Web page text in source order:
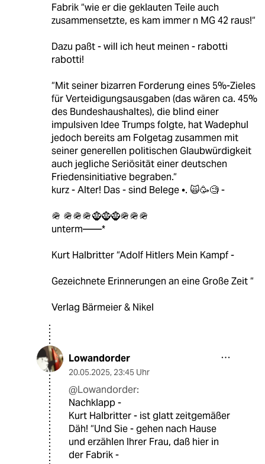
Fabrik “wie er die geklauten Teile auch
zusammensetzte, es kam immer n MG 42 raus!“
Dazu paßt - will ich heut meinen - rabotti
rabotti!
“Mit seiner bizarren Forderung eines 5%-Zieles
für Verteidigungsausgaben (das wären ca. 45%
des Bundeshaushaltes), die blind einer
impulsiven Idee Trumps folgte, hat Wadephul
jedoch bereits am Folgetag zusammen mit
seiner generellen politischen Glaubwürdigkeit
auch jegliche Seriösität einer deutschen
Friedensinitiative begraben.“
kurz - Alter! Das - sind Belege •. 🙀🥳🧐 -
🪖 🪖🪖🪖🧌🧌🧌🪖🪖🪖
unterm——*
Kurt Halbritter “Adolf Hitlers Mein Kampf -
Gezeichnete Erinnerungen an eine Große Zeit “
Verlag Bärmeier & Nikel
Lowandorder
20.05.2025, 23:45 Uhr
@Lowandorder:
Nachklapp -
Kurt Halbritter - ist glatt zeitgemäßer
Däh! “Und Sie - gehen nach Hause
und erzählen Ihrer Frau, daß hier in
der Fabrik -